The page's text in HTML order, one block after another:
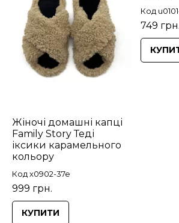
Жіночі домашні капці
Family Story Теді
іксики карамельного
кольору
Код x0902-37e
999 грн.
КУПИТИ
Код
749 грн.